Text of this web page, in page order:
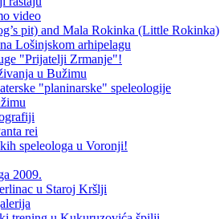
video
pit) and Mala Rokinka (Little Rokinka)
Lošinjskom arhipelagu
"Prijatelji Zrmanje"!
u Bužimu
"planinarske" speleologije
rei
speleologa u Voronji!
2009.
u Staroj Kršlji